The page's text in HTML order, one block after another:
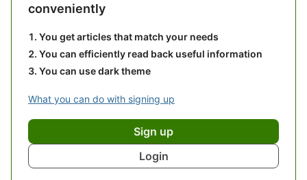
conveniently
You get articles that match your needs
You can efficiently read back useful information
You can use dark theme
What you can do with signing up
Sign up
Login